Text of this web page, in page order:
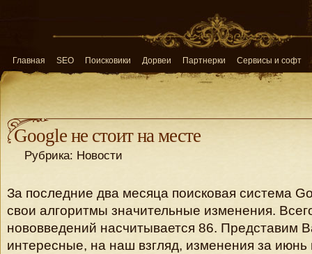
Главная SEO Поисковики Дорвеи Партнерки Сервисы и софт
Google не стоит на месте
Рубрика: Новости
За последние два месяца поисковая система
свои алгоритмы значительные изменения.
нововведений насчитывается 86. Представим
интересные, на наш взгляд, изменения за